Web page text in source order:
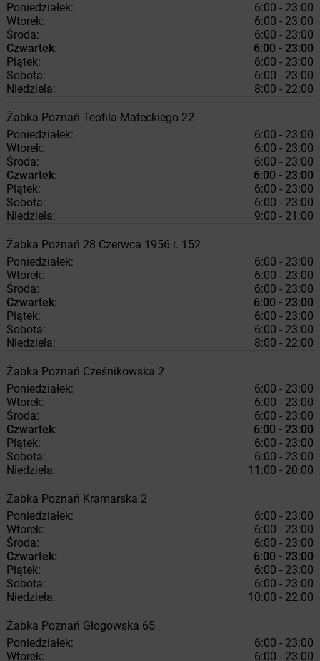
Poniedziałek:
6:00 - 23:00
Wtorek:
6:00 - 23:00
Środa:
6:00 - 23:00
Czwartek:
6:00 - 23:00
Piątek:
6:00 - 23:00
Sobota:
6:00 - 23:00
Niedziela:
8:00 - 22:00
Żabka Poznań Teofila Mateckiego 22
Poniedziałek:
6:00 - 23:00
Wtorek:
6:00 - 23:00
Środa:
6:00 - 23:00
Czwartek:
6:00 - 23:00
Piątek:
6:00 - 23:00
Sobota:
6:00 - 23:00
Niedziela:
9:00 - 21:00
Żabka Poznań 28 Czerwca 1956 r. 152
Poniedziałek:
6:00 - 23:00
Wtorek:
6:00 - 23:00
Środa:
6:00 - 23:00
Czwartek:
6:00 - 23:00
Piątek:
6:00 - 23:00
Sobota:
6:00 - 23:00
Niedziela:
8:00 - 22:00
Żabka Poznań Cześnikowska 2
Poniedziałek:
6:00 - 23:00
Wtorek:
6:00 - 23:00
Środa:
6:00 - 23:00
Czwartek:
6:00 - 23:00
Piątek:
6:00 - 23:00
Sobota:
6:00 - 23:00
Niedziela:
11:00 - 20:00
Żabka Poznań Kramarska 2
Poniedziałek:
6:00 - 23:00
Wtorek:
6:00 - 23:00
Środa:
6:00 - 23:00
Czwartek:
6:00 - 23:00
Piątek:
6:00 - 23:00
Sobota:
6:00 - 23:00
Niedziela:
10:00 - 22:00
Żabka Poznań Głogowska 65
Poniedziałek:
6:00 - 23:00
Wtorek:
6:00 - 23:00